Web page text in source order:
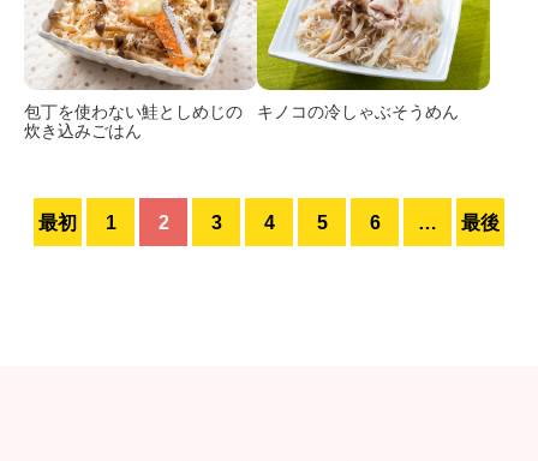
包丁を使わない鮭としめじの
炊き込みごはん
キノコの冷しゃぶそうめん
最初 1 2 3 4 5 6 … 最後